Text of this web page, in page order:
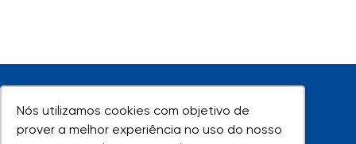
Nós utilizamos cookies com objetivo de
prover a melhor experiência no uso do nosso
Nós utilizamos cookies com objetivo de
prover a melhor experiência no uso do nosso